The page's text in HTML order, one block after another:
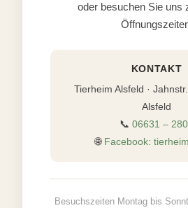
oder besuchen Sie uns
KONTAKT
Tierheim Alsfeld ·
Alsfeld
📞 06631 –
🌐 Facebook:
Besuchszeiten Montag bis